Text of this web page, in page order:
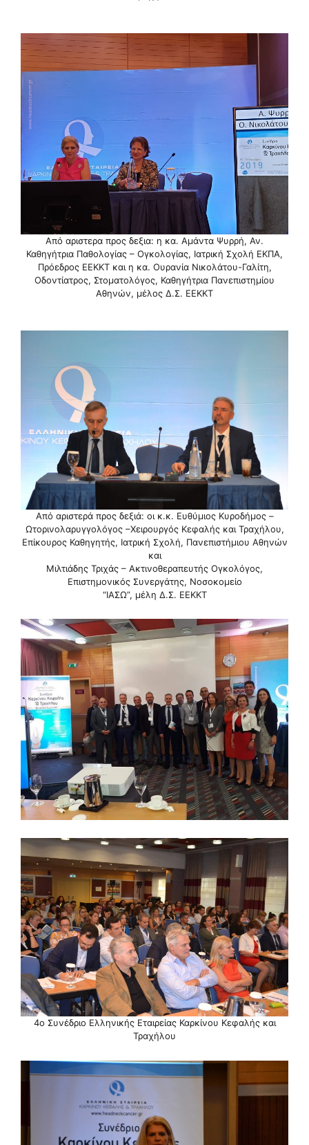
Από αριστερα προς δεξια: η κα. Αμάντα Ψυρρή, Αν.
Καθηγήτρια Παθολογίας – Ογκολογίας, Ιατρική Σχολή ΕΚΠΑ,
Πρόεδρος ΕΕΚΚΤ και η κα. Ουρανία Νικολάτου-Γαλίτη,
Οδοντίατρος, Στοματολόγος, Καθηγήτρια Πανεπιστημίου
Αθηνών, μέλος Δ.Σ. ΕΕΚΚΤ
Από αριστερά προς δεξιά: οι κ.κ. Ευθύμιος Κυροδήμος –
Ωτορινολαρυγγολόγος –Χειρουργός Κεφαλής και Τραχήλου,
Επίκουρος Καθηγητής, Ιατρική Σχολή, Πανεπιστήμιου Αθηνών
και
Μιλτιάδης Τριχάς – Ακτινοθεραπευτής Ογκολόγος,
Επιστημονικός Συνεργάτης, Νοσοκομείο
“ΙΑΣΩ”, μέλη Δ.Σ. ΕΕΚΚΤ
4ο Συνέδριο Ελληνικής Εταιρείας Καρκίνου Κεφαλής και
Τραχήλου